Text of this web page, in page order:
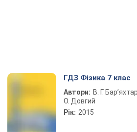
ГДЗ Фізика 7 клас
Автори: В. Г.
О. Довгий
Рік: 2015